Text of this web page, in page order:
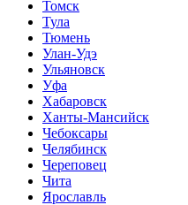
Томск
Тула
Тюмень
Улан-Удэ
Ульяновск
Уфа
Хабаровск
Ханты-Мансийск
Чебоксары
Челябинск
Череповец
Чита
Ярославль